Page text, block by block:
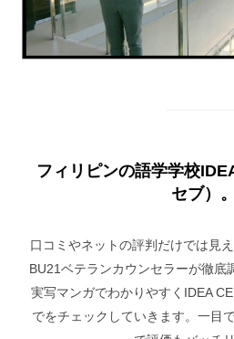
フィリピンの語学学校
セブ）。
口コミやネットの評判だけでは見
BU21ベテランカウンセラーが徹底
実写マンガでわかりやすくIDEA
でをチェックしていきます。一目